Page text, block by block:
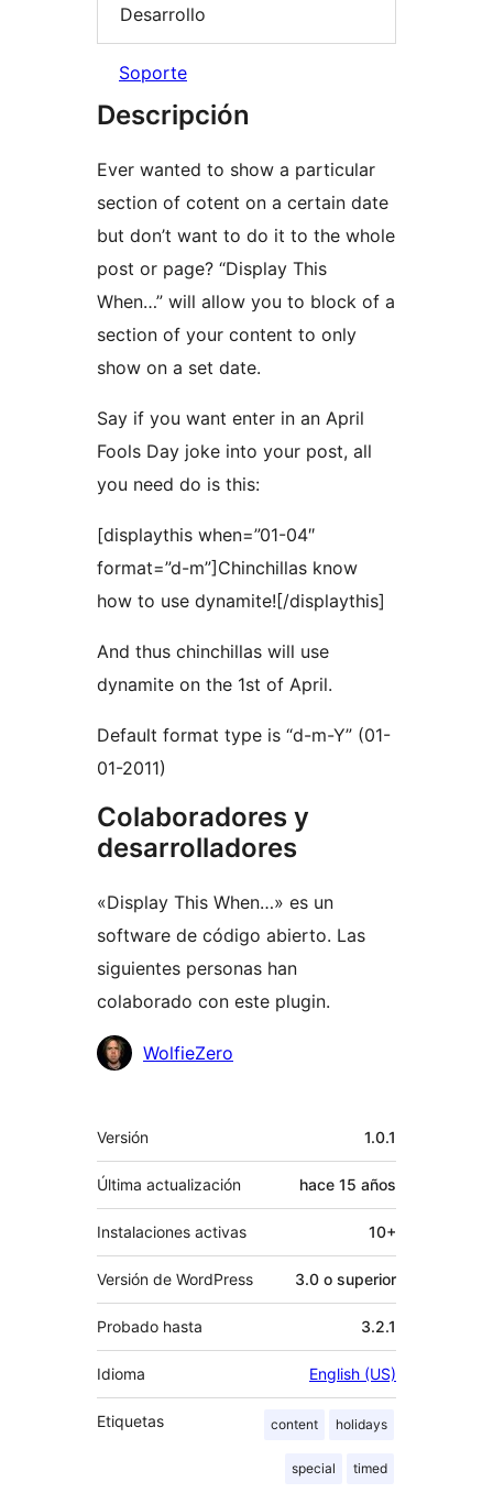
Desarrollo
Soporte
Descripción
Ever wanted to show a particular
section of cotent on a certain date
but don’t want to do it to the whole
post or page? “Display This
When…” will allow you to block of a
section of your content to only
show on a set date.
Say if you want enter in an April
Fools Day joke into your post, all
you need do is this:
[displaythis when=”01-04″
format=”d-m”]Chinchillas know
how to use dynamite![/displaythis]
And thus chinchillas will use
dynamite on the 1st of April.
Default format type is “d-m-Y” (01-
01-2011)
Colaboradores y
desarrolladores
«Display This When…» es un
software de código abierto. Las
siguientes personas han
colaborado con este plugin.
Colaboradores
WolfieZero
Meta
Versión 1.0.1
Última actualización hace 15 años
Instalaciones activas 10+
Versión de WordPress 3.0 o superior
Probado hasta 3.2.1
Idioma English (US)
Etiquetas content holidays
special timed